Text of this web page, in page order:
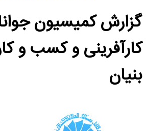
گزارش کمیسیون
کارآفرینی و کسب و
بنیان